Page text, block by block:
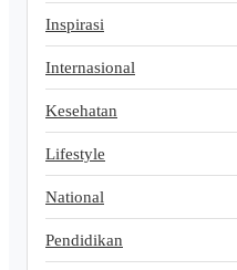
Inspirasi
Internasional
Kesehatan
Lifestyle
National
Pendidikan